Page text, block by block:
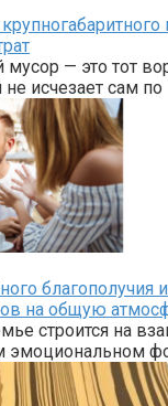
мусор — это тот
исчезает сам по
благополучия
на общую
строится на
эмоциональном